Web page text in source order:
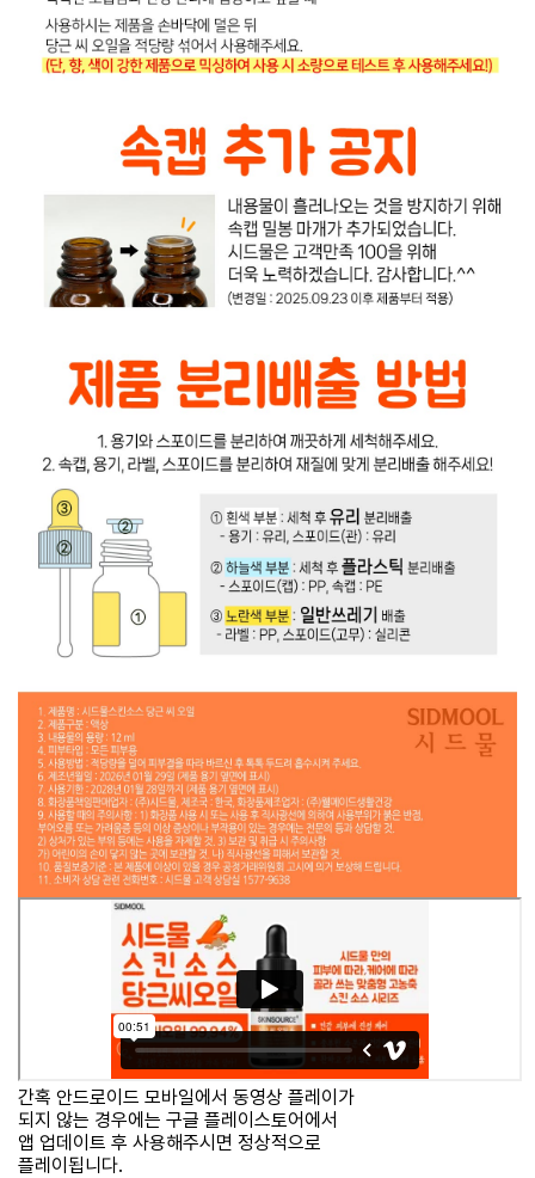
간혹 안드로이드 모바일에서 동영상 플레이가
되지 않는 경우에는 구글 플레이스토어에서
앱 업데이트 후 사용해주시면 정상적으로
플레이됩니다.